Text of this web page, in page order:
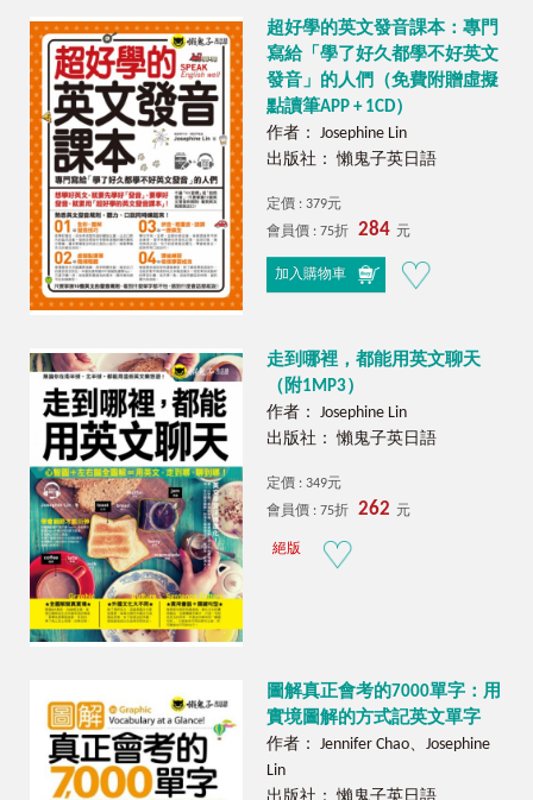
超好學的英文發音課本：專門
寫給「學了好久都學不好英文
發音」的人們（免費附贈虛擬
點讀筆APP + 1CD）
作者： Josephine Lin
出版社： 懶鬼子英日語
定價 : 379元
會員價 : 75折
284 元
加入購物車
走到哪裡，都能用英文聊天
（附1MP3）
作者： Josephine Lin
出版社： 懶鬼子英日語
定價 : 349元
會員價 : 75折
262 元
絕版
圖解真正會考的7000單字：用
實境圖解的方式記英文單字
作者： Jennifer Chao、Josephine
Lin